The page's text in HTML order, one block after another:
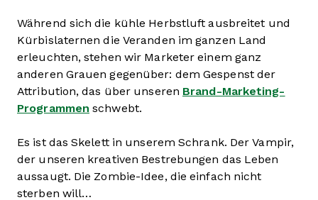
Während sich die kühle Herbstluft ausbreitet und
Kürbislaternen die Veranden im ganzen Land
erleuchten, stehen wir Marketer einem ganz
anderen Grauen gegenüber: dem Gespenst der
Attribution, das über unseren Brand-Marketing-
Programmen schwebt.
Es ist das Skelett in unserem Schrank. Der Vampir,
der unseren kreativen Bestrebungen das Leben
aussaugt. Die Zombie-Idee, die einfach nicht
sterben will…